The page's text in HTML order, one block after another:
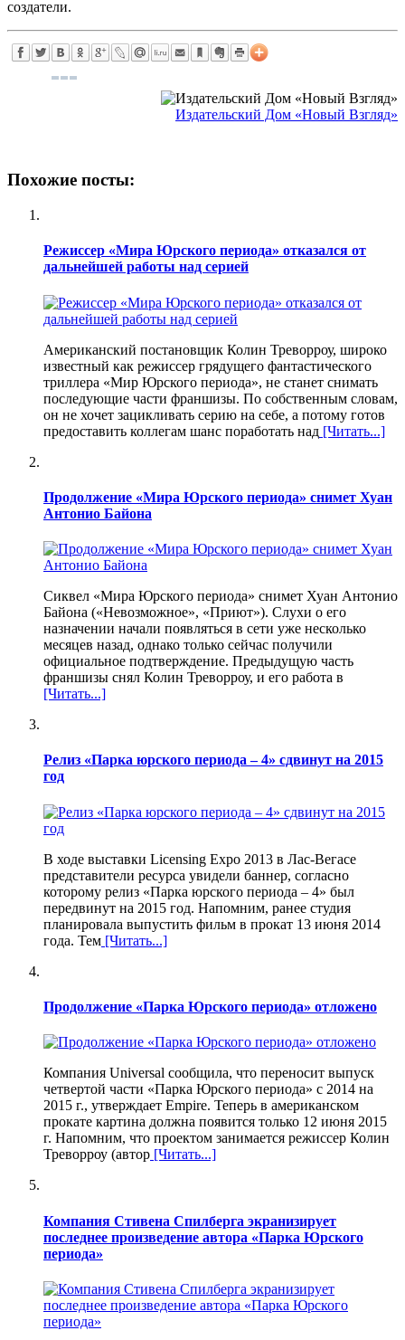
создатели.
Издательский Дом «Новый Взгляд»
Похожие посты:
Режиссер «Мира Юрского периода» отказался от
дальнейшей работы над серией
Американский постановщик Колин Треворроу, широко
известный как режиссер грядущего фантастического
триллера «Мир Юрского периода», не станет снимать
последующие части франшизы. По собственным словам,
он не хочет зацикливать серию на себе, а потому готов
предоставить коллегам шанс поработать над [Читать...]
Продолжение «Мира Юрского периода» снимет Хуан
Антонио Байона
Сиквел «Мира Юрского периода» снимет Хуан Антонио
Байона («Невозможное», «Приют»). Слухи о его
назначении начали появляться в сети уже несколько
месяцев назад, однако только сейчас получили
официальное подтверждение. Предыдущую часть
франшизы снял Колин Треворроу, и его работа в
[Читать...]
Релиз «Парка юрского периода – 4» сдвинут на 2015
год
В ходе выставки Licensing Expo 2013 в Лас-Вегасе
представители ресурса увидели баннер, согласно
которому релиз «Парка юрского периода – 4» был
передвинут на 2015 год. Напомним, ранее студия
планировала выпустить фильм в прокат 13 июня 2014
года. Тем [Читать...]
Продолжение «Парка Юрского периода» отложено
Компания Universal сообщила, что переносит выпуск
четвертой части «Парка Юрского периода» с 2014 на
2015 г., утверждает Empire. Теперь в американском
прокате картина должна появится только 12 июня 2015
г. Напомним, что проектом занимается режиссер Колин
Треворроу (автор [Читать...]
Компания Стивена Спилберга экранизирует
последнее произведение автора «Парка Юрского
периода»